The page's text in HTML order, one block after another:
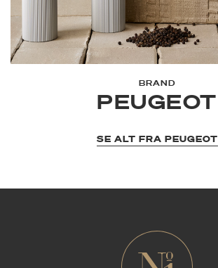
BRAND
PEUGEOT
SE ALT FRA PEUGEOT